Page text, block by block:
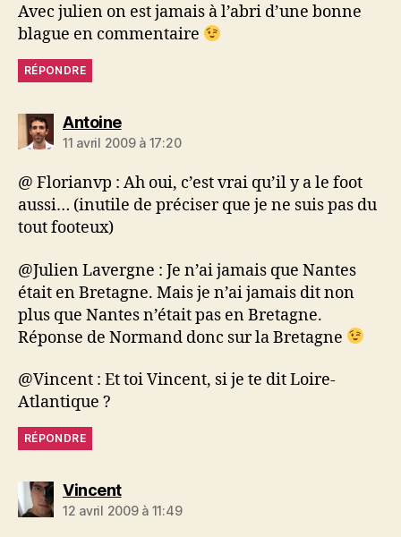
Avec julien on est jamais à l’abri d’une bonne
blague en commentaire
RÉPONDRE
Antoinedit :
11 avril 2009 à 17:20
@ Florianvp : Ah oui, c’est vrai qu’il y a le foot
aussi… (inutile de préciser que je ne suis pas du
tout footeux)
@Julien Lavergne : Je n’ai jamais que Nantes
était en Bretagne. Mais je n’ai jamais dit non
plus que Nantes n’était pas en Bretagne.
Réponse de Normand donc sur la Bretagne
@Vincent : Et toi Vincent, si je te dit Loire-
Atlantique ?
RÉPONDRE
Vincentdit :
12 avril 2009 à 11:49